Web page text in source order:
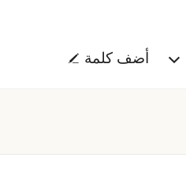
أضف كلمة